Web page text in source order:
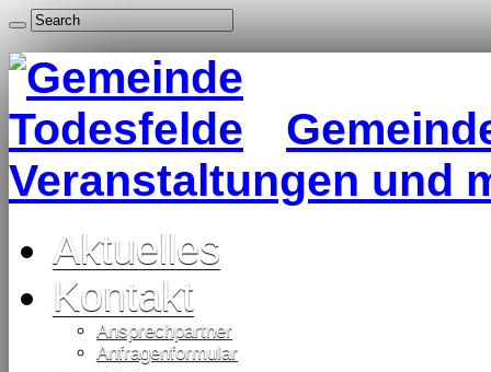
Veranstaltungen und
Aktuelles
Kontakt
Ansprechpartner
Anfragenformular